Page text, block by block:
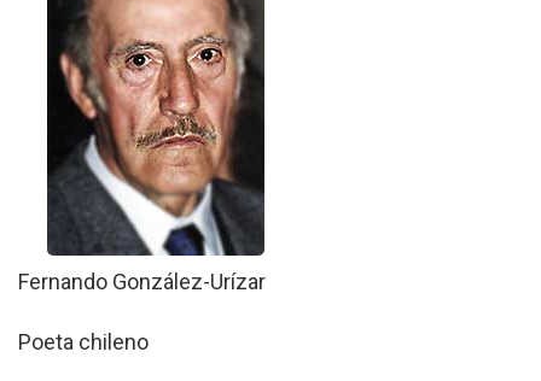
Fernando González-Urízar
Poeta chileno